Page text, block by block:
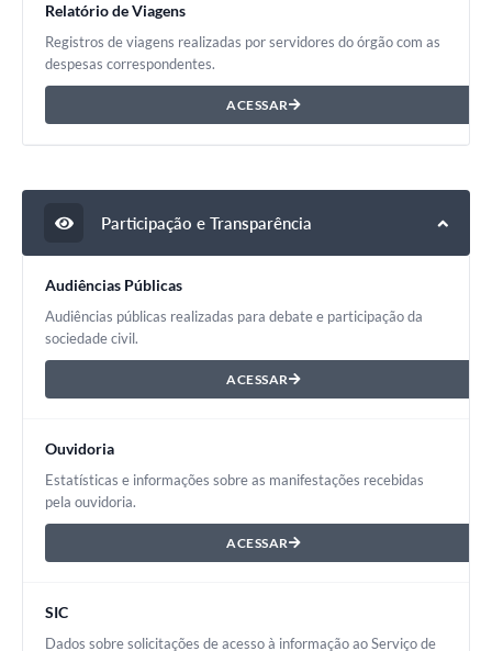
Relatório de Viagens
Registros de viagens realizadas por servidores do órgão com as
despesas correspondentes.
ACESSAR
Participação e Transparência
Audiências Públicas
Audiências públicas realizadas para debate e participação da
sociedade civil.
ACESSAR
Ouvidoria
Estatísticas e informações sobre as manifestações recebidas
pela ouvidoria.
ACESSAR
SIC
Dados sobre solicitações de acesso à informação ao Serviço de